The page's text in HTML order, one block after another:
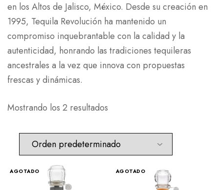
en los Altos de Jalisco, México. Desde su creación en
1995, Tequila Revolución ha mantenido un
compromiso inquebrantable con la calidad y la
autenticidad, honrando las tradiciones tequileras
ancestrales a la vez que innova con propuestas
frescas y dinámicas.
Mostrando los 2 resultados
AGOTADO AGOTADO